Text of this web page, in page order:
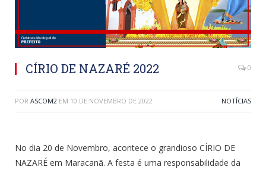
CÍRIO DE NAZARÉ 2022 0
POR ASCOM2 EM 10 DE NOVEMBRO DE 2022 NOTÍCIAS
No dia 20 de Novembro, acontece o grandioso CÍRIO DE
NAZARÉ em Maracanã. A festa é uma responsabilidade da